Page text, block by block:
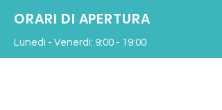
ORARI DI APERTURA
Lunedì - Venerdì: 9:00 - 19:00